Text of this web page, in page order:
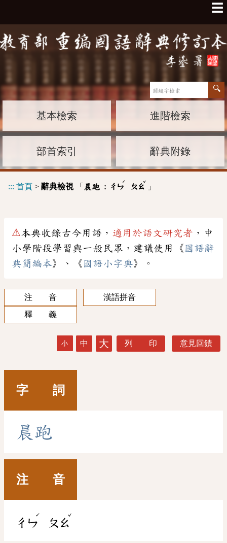
☰
基本檢索 進階檢索
部首索引 辭典附錄
::: 首頁 > 辭典檢視「 晨跑 : ㄔㄣ
ˊ
ㄆㄠ
ˇ
」
⚠本典收錄古今用語， 適用於語文研究者 ，中
小學階段學習與一般民眾，建議使用《 國語辭
典簡編本》、《 國語小字典》。
注 音
漢語拼音
釋 義
小 中 大 列 印 意見回饋
字 詞
晨 跑
注 音
ㄔㄣ
ˊ
ㄆㄠ
ˇ